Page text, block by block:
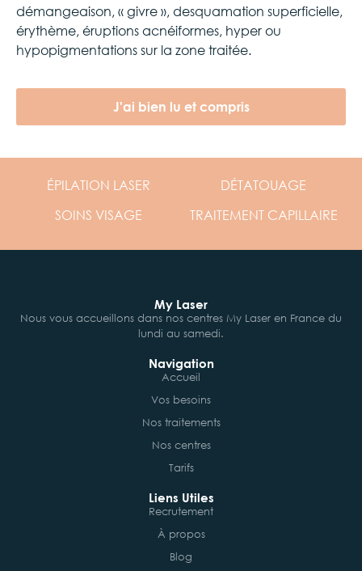
démangeaison, « givre », desquamation superficielle,
érythème, éruptions acnéiformes, hyper ou
hypopigmentations sur la zone traitée.
J'ai bien lu et compris
ÉPILATION LASER
DÉTATOUAGE
SOINS VISAGE TRAITEMENT CAPILLAIRE
My Laser
Nous vous accueillons dans nos centres My Laser en France du
lundi au samedi.
Navigation
Accueil
Vos besoins
Nos traitements
Nos centres
Tarifs
Liens Utiles
Recrutement
À propos
Blog